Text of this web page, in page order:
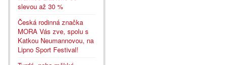
slevou až 30 %
Česká rodinná značka
MORA Vás zve, spolu s
Katkou Neumannovou, na
Lipno Sport Festival!